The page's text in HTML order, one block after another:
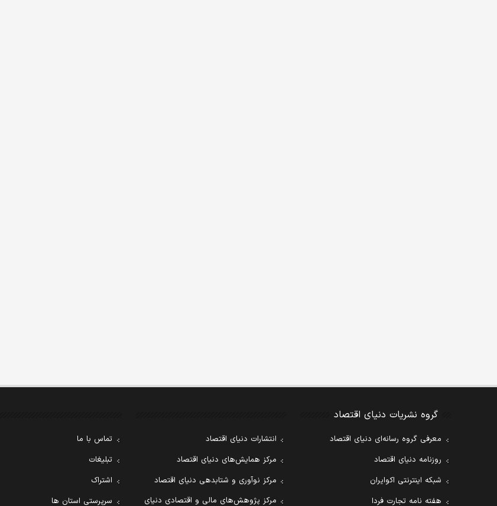
گروه نشریات دنیای اقتصاد
معرفی گروه رسانه‌ای دنیای اقتصاد
روزنامه دنیای اقتصاد
شبکه اینترنتی اکوایران
هفته نامه تجارت فردا
انتشارات دنیای اقتصاد
مرکز همایش‌های دنیای اقتصاد
مرکز نوآوری و شتابدهی دنیای اقتصاد
مرکز پژوهش‌های مالی و اقتصادی دنیای
تماس با ما
تبلیغات
اشتراک
سرپرستی استان ها